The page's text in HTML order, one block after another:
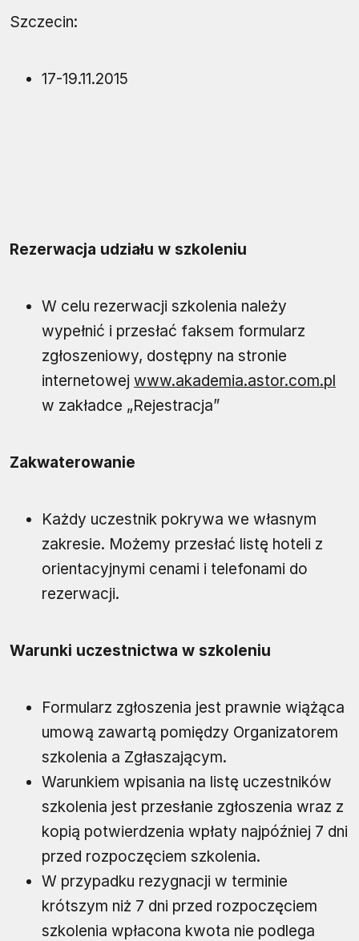
Szczecin:
17-19.11.2015
Rezerwacja udziału w szkoleniu
W celu rezerwacji szkolenia należy
wypełnić i przesłać faksem formularz
zgłoszeniowy, dostępny na stronie
internetowej www.akademia.astor.com.pl
w zakładce „Rejestracja”
Zakwaterowanie
Każdy uczestnik pokrywa we własnym
zakresie. Możemy przesłać listę hoteli z
orientacyjnymi cenami i telefonami do
rezerwacji.
Warunki uczestnictwa w szkoleniu
Formularz zgłoszenia jest prawnie wiążąca
umową zawartą pomiędzy Organizatorem
szkolenia a Zgłaszającym.
Warunkiem wpisania na listę uczestników
szkolenia jest przesłanie zgłoszenia wraz z
kopią potwierdzenia wpłaty najpóźniej 7 dni
przed rozpoczęciem szkolenia.
W przypadku rezygnacji w terminie
krótszym niż 7 dni przed rozpoczęciem
szkolenia wpłacona kwota nie podlega